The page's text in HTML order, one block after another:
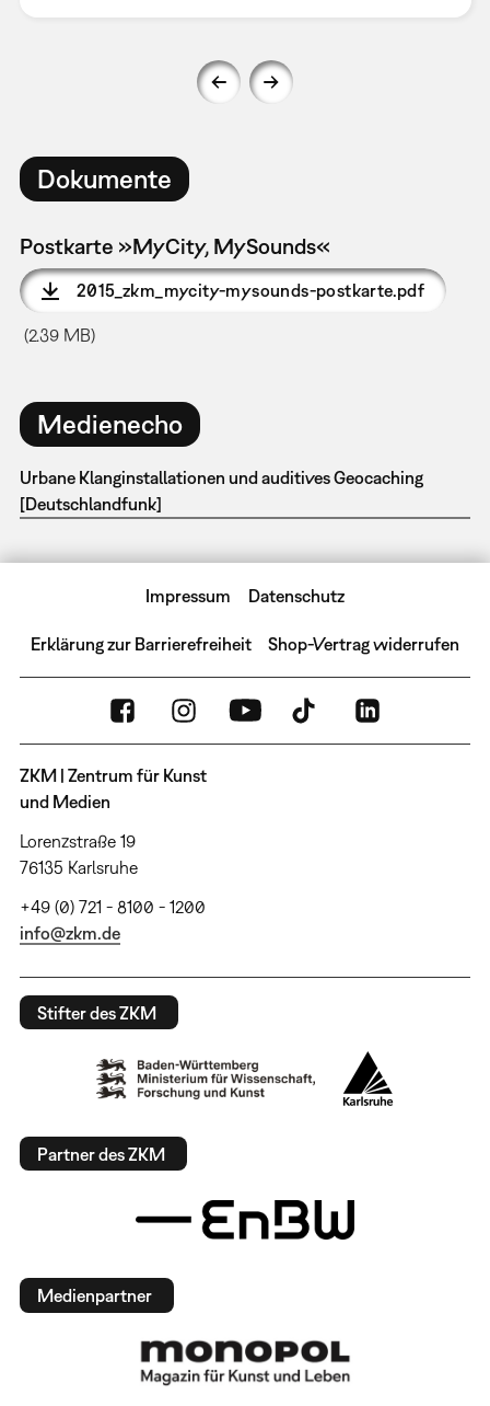
Dokumente
Postkarte »MyCity, MySounds«
2015_zkm_mycity-mysounds-postkarte.pdf
(2.39 MB)
Medienecho
Urbane Klanginstallationen und auditives Geocaching
[Deutschlandfunk]
Impressum Datenschutz
Erklärung zur Barrierefreiheit Shop-Vertrag widerrufen
ZKM | Zentrum für Kunst
und Medien
Lorenzstraße 19
76135 Karlsruhe
+49 (0) 721 - 8100 - 1200
info@zkm.de
Stifter des ZKM
Partner des ZKM
Medienpartner